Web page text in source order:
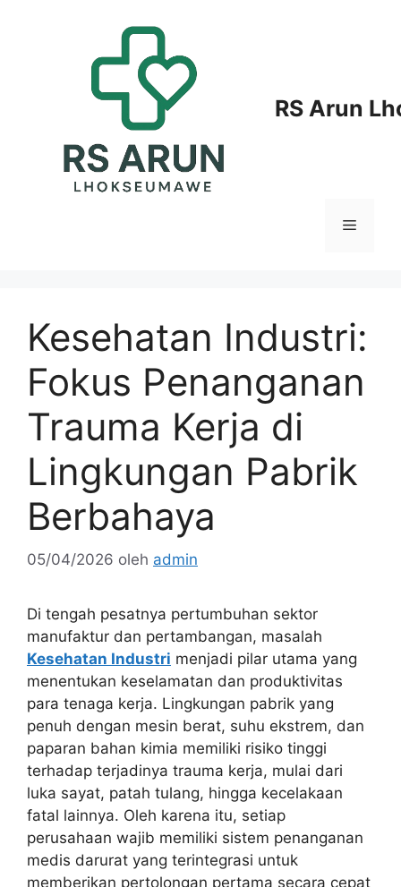
RS Arun
Menu
Kesehatan Industri:
Fokus Penanganan
Trauma Kerja di
Lingkungan Pabrik
Berbahaya
05/04/2026 oleh admin
Di tengah pesatnya pertumbuhan sektor
manufaktur dan pertambangan, masalah
Kesehatan Industri menjadi pilar utama yang
menentukan keselamatan dan produktivitas
para tenaga kerja. Lingkungan pabrik yang
penuh dengan mesin berat, suhu ekstrem, dan
paparan bahan kimia memiliki risiko tinggi
terhadap terjadinya trauma kerja, mulai dari
luka sayat, patah tulang, hingga kecelakaan
fatal lainnya. Oleh karena itu, setiap
perusahaan wajib memiliki sistem penanganan
medis darurat yang terintegrasi untuk
memberikan pertolongan pertama secara cepat